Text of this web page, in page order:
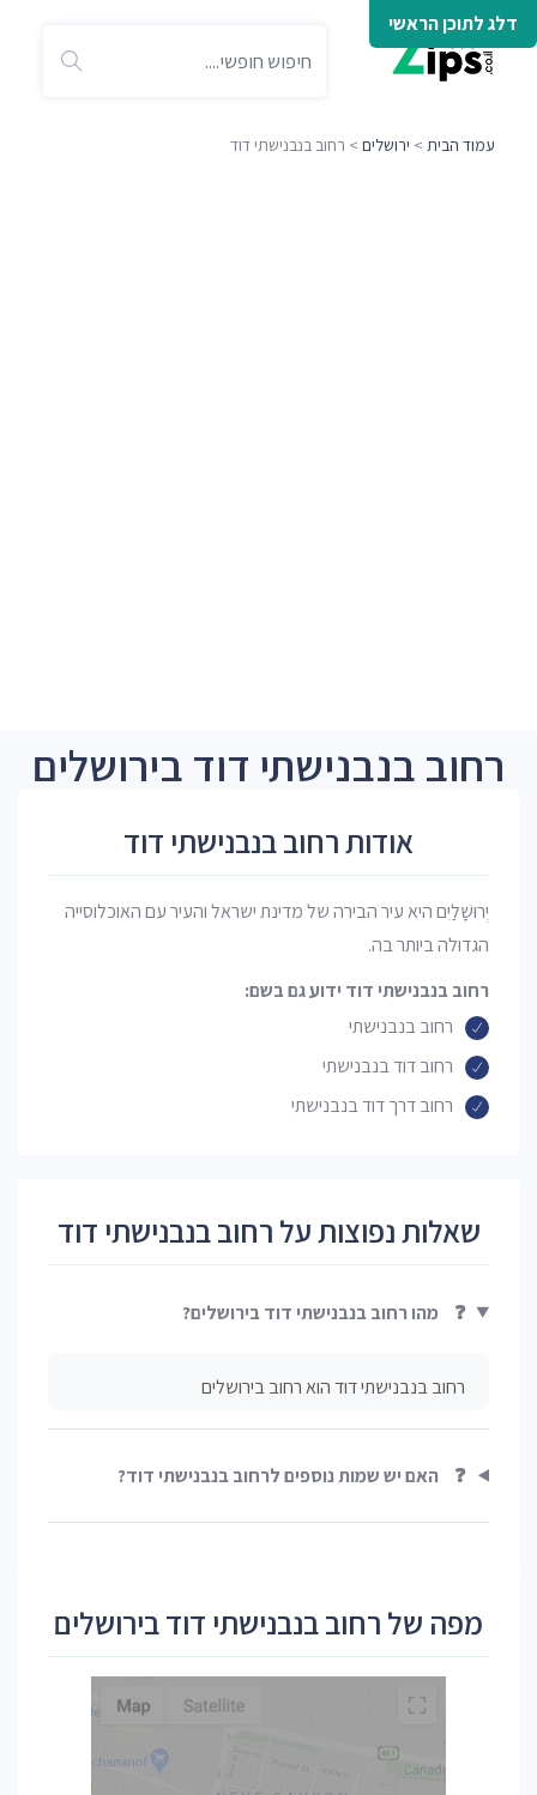
דלג לתוכן הראשי
עמוד הבית > ירושלים > רחוב בנבנישתי דוד
רחוב בנבנישתי דוד בירושלים
אודות רחוב בנבנישתי דוד
יְרוּשָׁלַיִם היא עיר הבירה של מדינת ישראל והעיר עם האוכלוסייה
הגדולה ביותר בה.
רחוב בנבנישתי דוד ידוע גם בשם:
רחוב בנבנישתי
רחוב דוד בנבנישתי
רחוב דרך דוד בנבנישתי
שאלות נפוצות על רחוב בנבנישתי דוד
❓ מהו רחוב בנבנישתי דוד בירושלים?
רחוב בנבנישתי דוד הוא רחוב בירושלים
❓ האם יש שמות נוספים לרחוב בנבנישתי דוד?
מפה של רחוב בנבנישתי דוד בירושלים